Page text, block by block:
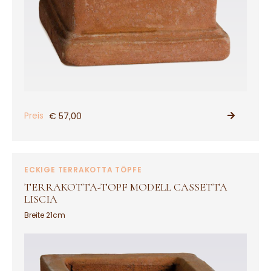
Preis € 57,00
PRODUKT ANSEHEN
ECKIGE TERRAKOTTA TÖPFE
TERRAKOTTA-TOPF MODELL CASSETTA
LISCIA
Breite 21cm